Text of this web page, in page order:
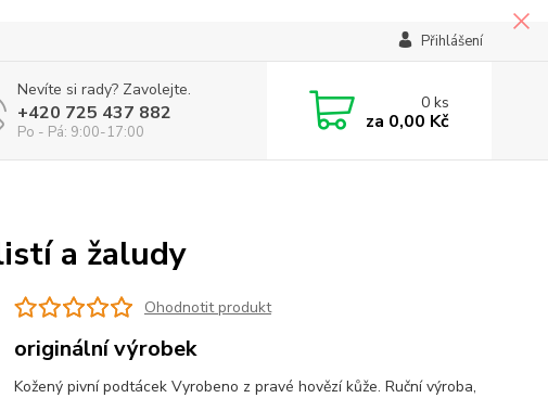
Přihlášení
Nevíte si rady? Zavolejte.
+420 725 437 882
Po - Pá: 9:00-17:00
0ks
za 0,00 Kč
a žaludy
Ohodnotit produkt
originální výrobek
Kožený pivní podtácek Vyrobeno z pravé hovězí kůže. Ruční výroba,